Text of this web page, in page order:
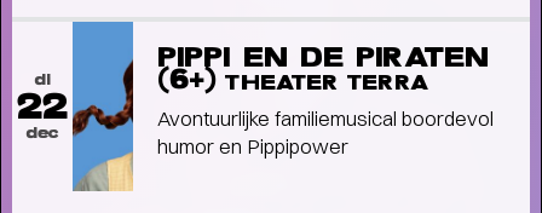
di
22
dec
PIPPI EN DE PIRATEN
(6+) THEATER TERRA
Avontuurlijke familiemusical boordevol
humor en Pippipower